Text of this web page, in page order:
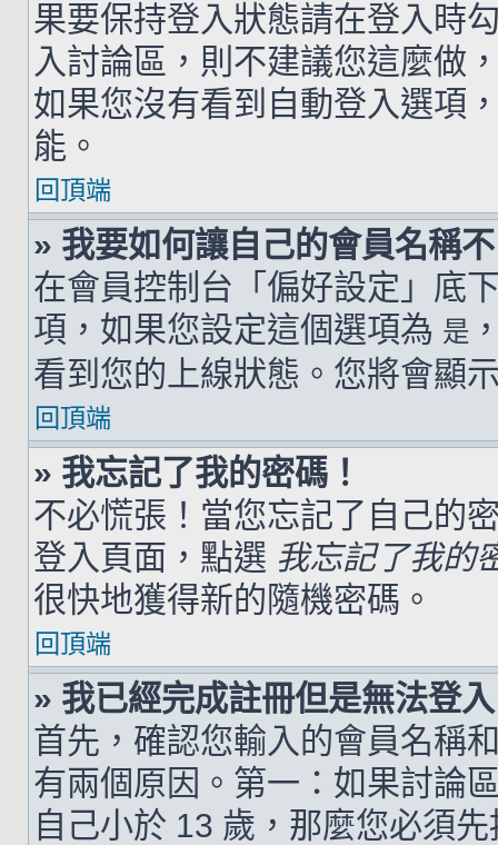
果要保持登入狀態請在登入時
入討論區，則不建議您這麼做
如果您沒有看到自動登入選項
能。
回頂端
» 我要如何讓自己的會員名稱
在會員控制台「偏好設定」底
項，如果您設定這個選項為 是
看到您的上線狀態。您將會顯
回頂端
» 我忘記了我的密碼！
不必慌張！當您忘記了自己的
登入頁面，點選 我忘記了我的
很快地獲得新的隨機密碼。
回頂端
» 我已經完成註冊但是無法登
首先，確認您輸入的會員名稱
有兩個原因。第一：如果討論
自己小於 13 歲，那麼您必須